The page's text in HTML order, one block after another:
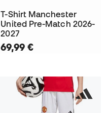
T-Shirt Manchester
United Pre-Match 2026-
2027
69,99 €